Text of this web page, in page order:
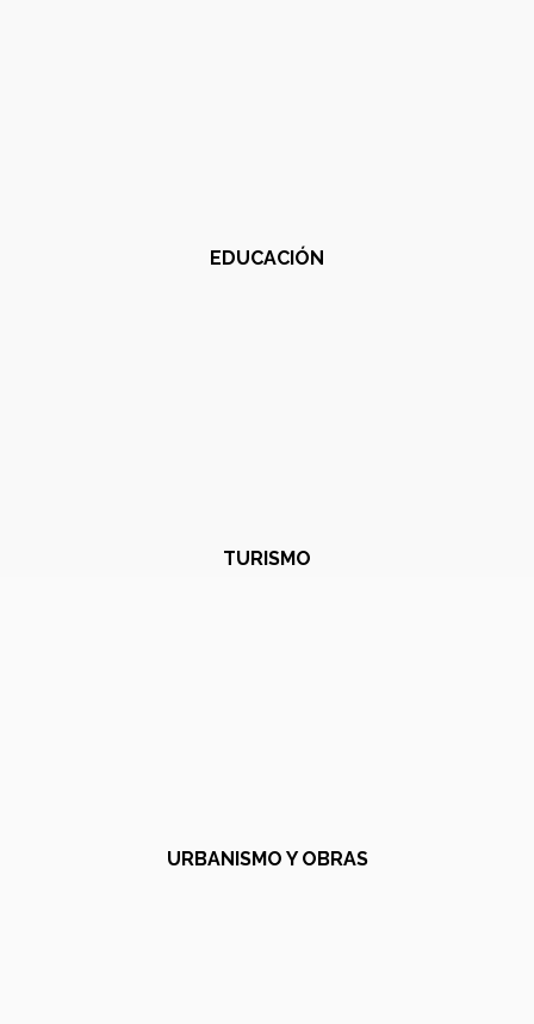
EDUCACIÓN
TURISMO
URBANISMO Y OBRAS